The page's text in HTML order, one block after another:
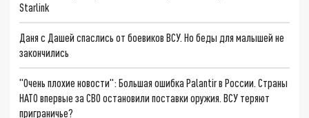
Starlink
Даня с Дашей спаслись от боевиков ВСУ. Но беды для малышей не
закончились
"Очень плохие новости": Большая ошибка Palantir в России. Страны
НАТО впервые за СВО остановили поставки оружия. ВСУ теряют
приграничье?